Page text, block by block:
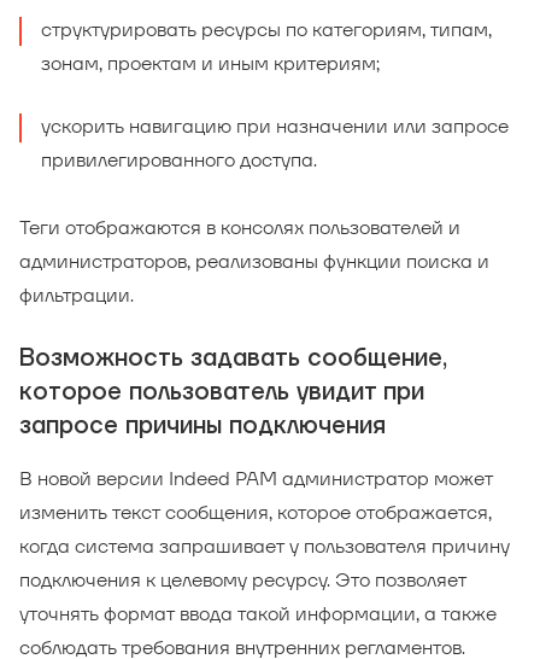
структурировать ресурсы по категориям, типам,
зонам, проектам и иным критериям;
ускорить навигацию при назначении или запросе
привилегированного доступа.
Теги отображаются в консолях пользователей и
администраторов, реализованы функции поиска и
фильтрации.
Возможность задавать сообщение,
которое пользователь увидит при
запросе причины подключения
В новой версии Indeed PAM администратор может
изменить текст сообщения, которое отображается,
когда система запрашивает у пользователя причину
подключения к целевому ресурсу. Это позволяет
уточнять формат ввода такой информации, а также
соблюдать требования внутренних регламентов.